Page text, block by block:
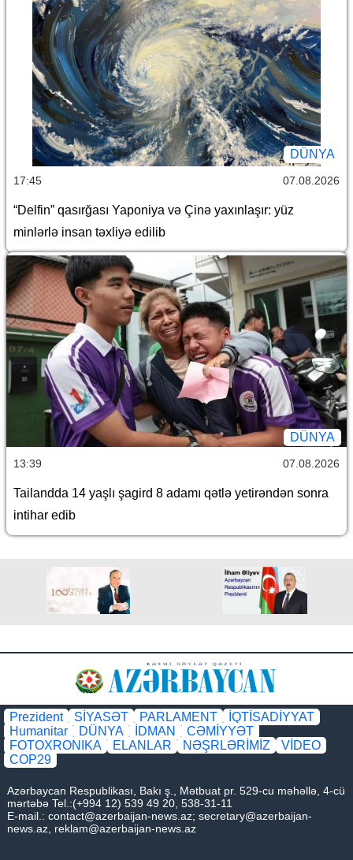
DÜNYA
17:45 07.08.2026
“Delfin” qasırğası Yaponiya və Çinə yaxınlaşır: yüz
minlərlə insan təxliyə edilib
DÜNYA
13:39 07.08.2026
Tailandda 14 yaşlı şagird 8 adamı qətlə yetirəndən sonra
intihar edib
Prezident SİYASƏT PARLAMENT
İQTİSADİYYAT
Humanitar
DÜNYA İDMAN
CƏMİYYƏT
FOTOXRONIKA
ELANLAR NƏŞRLƏRİMİZ
VİDEO
COP29
Azərbaycan Respublikası, Bakı ş., Mətbuat pr. 529-cu məhəllə, 4-cü
mərtəbə Tel.:(+994 12) 539 49 20, 538-31-11
E-mail.: contact@azerbaijan-news.az; secretary@azerbaijan-
news.az, reklam@azerbaijan-news.az